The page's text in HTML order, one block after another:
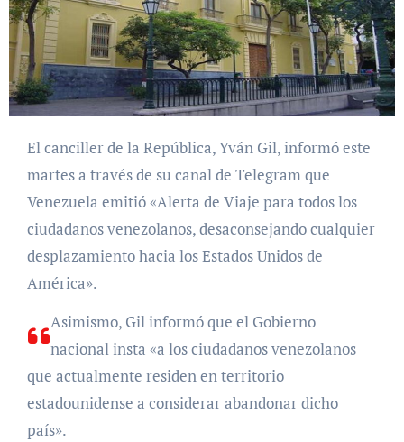
El canciller de la República, Yván Gil, informó este
martes a través de su canal de Telegram que
Venezuela emitió «Alerta de Viaje para todos los
ciudadanos venezolanos, desaconsejando cualquier
desplazamiento hacia los Estados Unidos de
América».
Asimismo, Gil informó que el Gobierno
nacional insta «a los ciudadanos venezolanos
que actualmente residen en territorio
estadounidense a considerar abandonar dicho
país».